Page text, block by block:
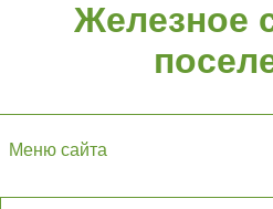
Железное
Меню сайта